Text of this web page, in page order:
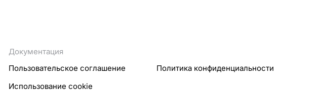
Документация
Пользовательское соглашение
Политика конфиденциальности
Использование cookie